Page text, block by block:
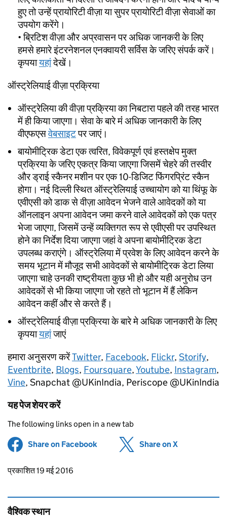
हुए तो उन्हें प्रायोरिटी वीज़ा या सुपर प्रायोरिटी वीज़ा सेवाओं का
उपयोग करेंगे।
• ब्रिटिश वीज़ा और अप्रवासन पर अधिक जानकरी के लिए
हमसे हमारे इंटरनेशनल एनक्वायरी सर्विस के जरिए संपर्क करें।
कृपयायहांदेखें।
ऑस्ट्रेलियाई वीज़ा प्रक्रिया
ऑस्ट्रेलिया की वीज़ा प्रक्रिया का निबटारा पहले की तरह भारत
में ही किया जाएगा। सेवा के बारे मंं अधिक जानकारी के लिए
वीएफएसवेबसाइटपर जाएं।
बायोमीट्रिक डेटा एक त्वरित, विवेकपूर्ण एवं हस्तक्षेप मुक्त
प्रक्रिया के जरिए एकत्र किया जाएगा जिसमें चेहरे की तस्वीर
और ड्राई स्कैनर मशीन पर एक 10-डिजिट फिंगरप्रिंट स्कैन
होगा। नई दिल्ली स्थित ऑस्ट्रेलियाई उच्चायोग को या थिंफू के
एवीएसी को डाक से वीज़ा आवेदन भेजने वाले आवेदकों को या
ऑनलाइन अपना आवेदन जमा करने वाले आवेदकों को एक पत्र
भेजा जाएगा, जिसमें उन्हें व्यक्तिगत रूप से एवीएसी पर उपस्थित
होने का निर्देश दिया जाएगा जहां वे अपना बायोमीट्रिक डेटा
उपलब्ध कराएंगे। ऑस्ट्रेलिया में प्रवेश के लिए आवेदन करने के
समय भूटान में मौजूद सभी आवेदकों से बायोमीट्रिक डेटा लिया
जाएगा चाहे उनकी राष्ट्रीयता कुछ भी हो और यही अनुरोध उन
आवेदकों से भी किया जाएगा जो रहते तो भूटान में हैं लेकिन
आवेदन कहीं और से करते हैं।
ऑस्ट्रेलियाई वीज़ा प्रक्रिया के बारे मे अधिक जानकारी के लिए
कृपयायहांजाएं
हमारा अनुसरण करेंTwitter, Facebook, Flickr, Storify,
Eventbrite, Blogs, Foursquare,Youtube, Instagram,
Vine, Snapchat @UKinIndia, Periscope @UKinIndia
यह पेज शेयर करें
The following links open in a new tab
Share on Facebook (opens in new tab)
Share on X
Updates to this page
प्रकाशित 19 मई 2016
वैश्विक स्थान